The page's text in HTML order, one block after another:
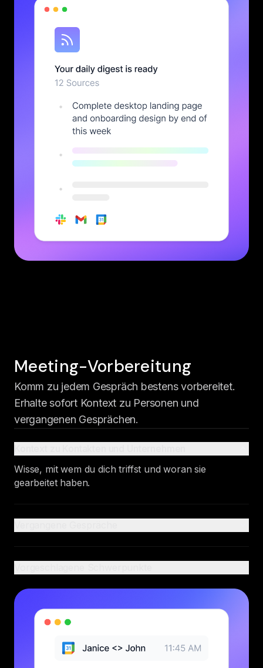
Meeting-Vorbereitung
Komm zu jedem Gespräch bestens vorbereitet.
Erhalte sofort Kontext zu Personen und
vergangenen Gesprächen.
Wisse, mit wem du dich triffst und woran sie
gearbeitet haben.